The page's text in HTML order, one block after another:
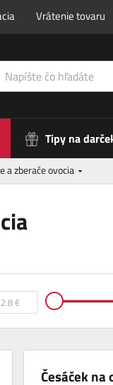
Vrátenie tovaru
Tipy na
a zberače ovocia
Česáček na